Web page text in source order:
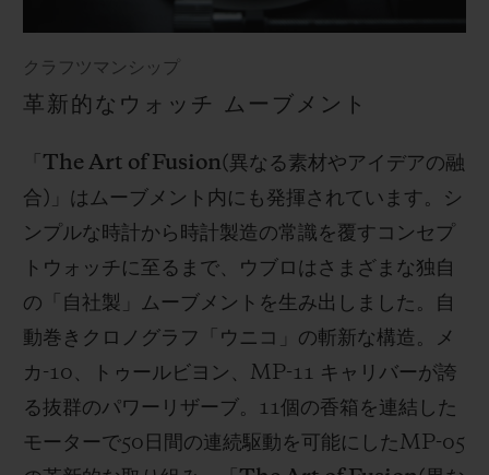
クラフツマンシップ
革新的なウォッチ ムーブメント
The Art of Fusion(異なる素材やアイデアの融
合) 」はムーブメント内にも発揮されています。シ
ンプルな時計から時計製造の常識を覆すコンセプ
トウォッチに至るまで、ウブロはさまざまな独自
の「自社製」ムーブメントを生み出しました。自
動巻きクロノグラフ「ウニコ」の斬新な構造。メ
カ -10 、トゥールビヨン、 MP-11 キャリバーが誇
る抜群のパワーリザーブ。 11個の香箱を連結した
モーターで50 日間の連続駆動を可能にしたMP-05